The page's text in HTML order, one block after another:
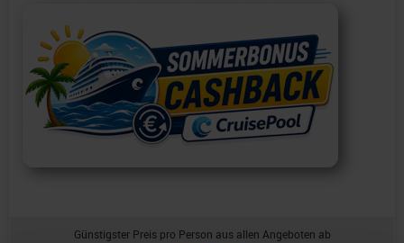
Günstigster Preis pro Person aus allen Angeboten ab